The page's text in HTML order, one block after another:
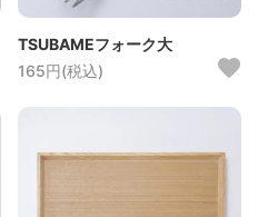
TSUBAMEフォーク大
165円(税込)